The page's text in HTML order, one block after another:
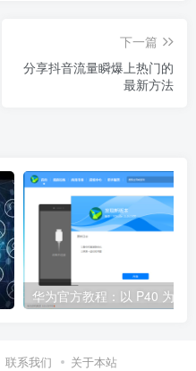
下一篇
分享抖音流量瞬爆上热门的
最新方法
联系我们 关于本站